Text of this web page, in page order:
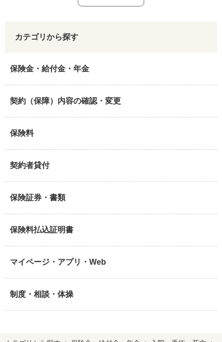
カテゴリから探す
保険金・給付金・年金
契約（保障）内容の確認・変更
保険料
契約者貸付
保険証券・書類
保険料払込証明書
マイページ・アプリ・Web
制度・相談・体操